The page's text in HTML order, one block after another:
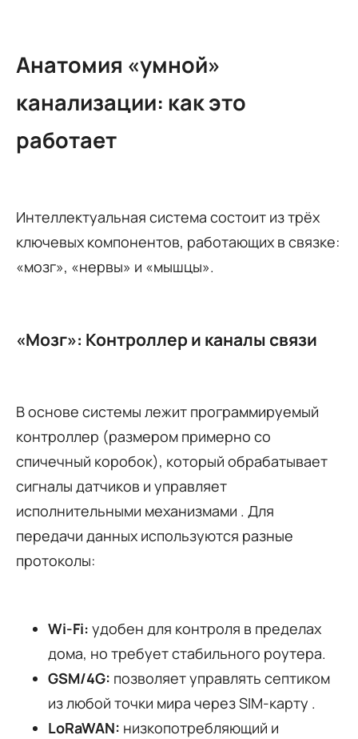
Анатомия «умной»
канализации: как это
работает
Интеллектуальная система состоит из трёх
ключевых компонентов, работающих в связке:
«мозг», «нервы» и «мышцы».
«Мозг»: Контроллер и каналы связи
В основе системы лежит программируемый
контроллер (размером примерно со
спичечный коробок), который обрабатывает
сигналы датчиков и управляет
исполнительными механизмами . Для
передачи данных используются разные
протоколы:
Wi-Fi: удобен для контроля в пределах
дома, но требует стабильного роутера.
GSM/4G: позволяет управлять септиком
из любой точки мира через SIM-карту .
LoRaWAN: низкопотребляющий и